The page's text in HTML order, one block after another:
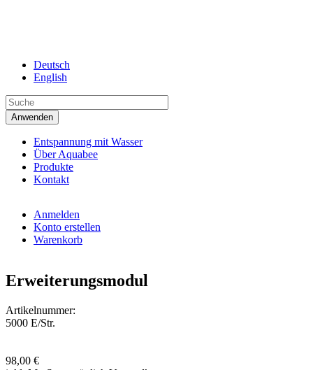
Deutsch
English
Entspannung mit Wasser
Über Aquabee
Produkte
Kontakt
Anmelden
Konto erstellen
Warenkorb
Erweiterungsmodul
Artikelnummer:
5000 E/Str.
98,00 €